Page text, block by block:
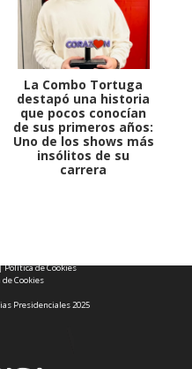
La Combo Tortuga
destapó una historia
que pocos conocían
de sus primeros años:
Uno de los shows más
insólitos de su
carrera
Política de Cookies
Cookies
Presidenciales 2025